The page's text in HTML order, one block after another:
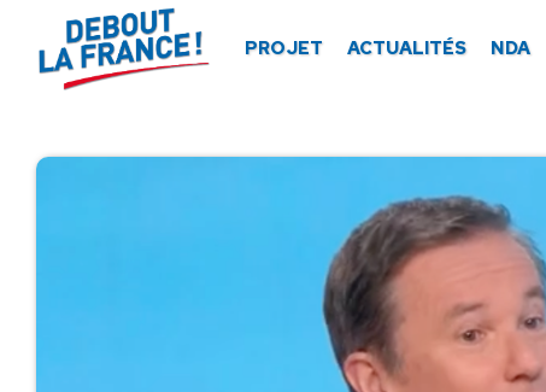
PROJET ACTUALITÉS NDA
Panneau de gestion des cookies